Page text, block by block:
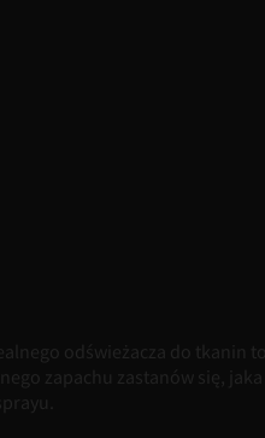
odświeżacza do
zapachu zastanów się,